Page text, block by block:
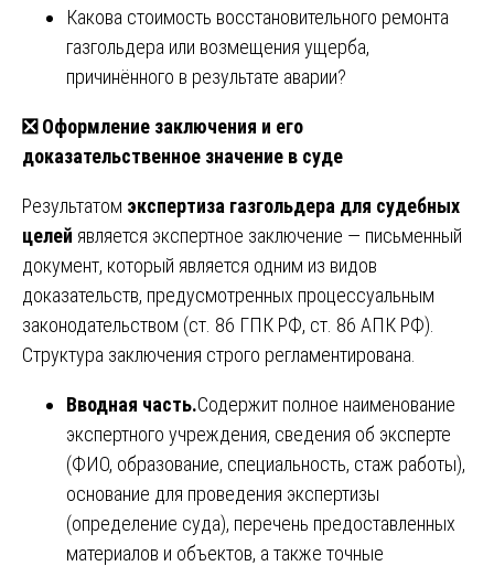
Какова стоимость восстановительного ремонта
газгольдера или возмещения ущерба,
причинённого в результате аварии?
❎Оформление заключения и его
доказательственное значение в суде
Результатом экспертиза газгольдера для судебных
целей является экспертное заключение — письменный
документ, который является одним из видов
доказательств, предусмотренных процессуальным
законодательством (ст. 86 ГПК РФ, ст. 86 АПК РФ).
Структура заключения строго регламентирована.
Вводная часть.Содержит полное наименование
экспертного учреждения, сведения об эксперте
(ФИО, образование, специальность, стаж работы),
основание для проведения экспертизы
(определение суда), перечень предоставленных
материалов и объектов, а также точные